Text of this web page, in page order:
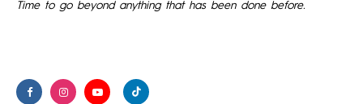
Time to go beyond anything that has been done before.